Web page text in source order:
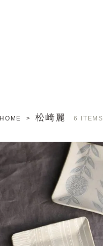
HOME >松崎麗
6 ITEMS